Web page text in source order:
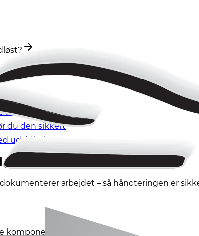
den sikkert
du den sikkert
udskiftning
arbejdet – så håndteringen er
i køretøjer.